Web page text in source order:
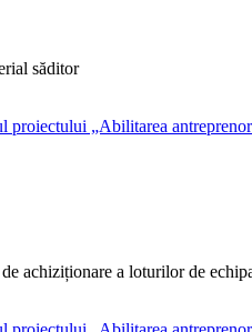
săditor
achiziționare a loturilor de